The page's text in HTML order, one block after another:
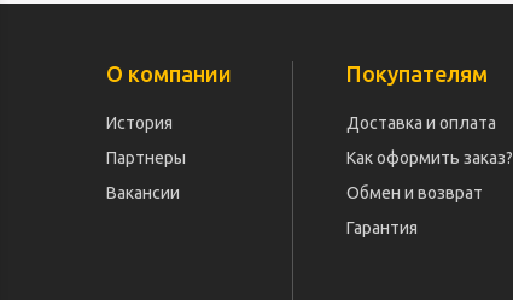
О компании
История
Партнеры
Вакансии
Покупателям
Доставка и оплата
Как оформить заказ?
Обмен и возврат
Гарантия